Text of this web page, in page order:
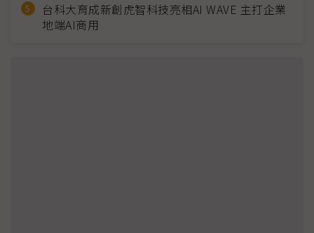
台科大育成新創虎智科技亮相AI WAVE 主打企業
地端AI商用